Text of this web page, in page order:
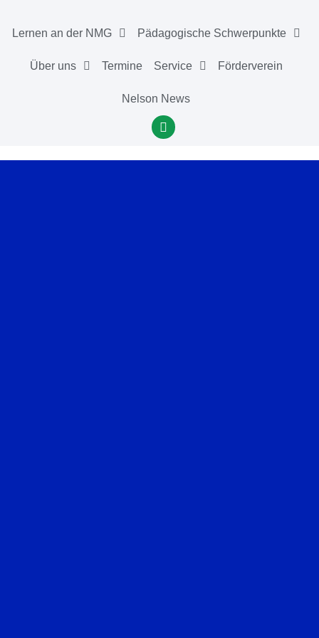
Lernen an der NMG Pädagogische Schwerpunkte
Über uns Termine Service Förderverein
Nelson News